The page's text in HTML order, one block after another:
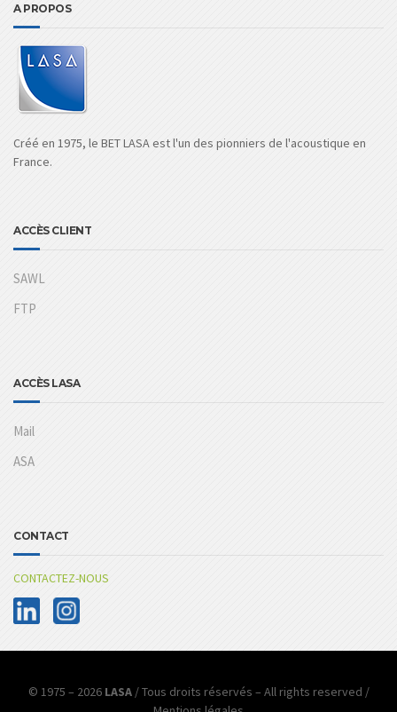
A PROPOS
Créé en 1975, le BET LASA est l'un des pionniers de l'acoustique en
France.
ACCÈS CLIENT
SAWL
FTP
ACCÈS LASA
Mail
ASA
CONTACT
CONTACTEZ-NOUS
© 1975 – 2026 LASA/ Tous droits réservés – All rights reserved /